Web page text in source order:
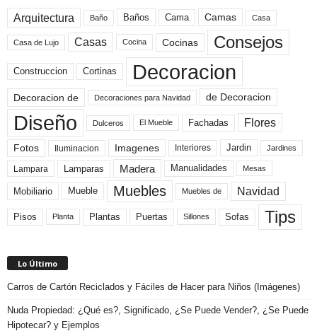
Arquitectura Baño Baños Cama Camas Casa
Casa de Lujo Casas Cocina Cocinas Consejos
Construccion Cortinas Decoracion
Decoracion de Decoraciones para Navidad de Decoracion
Diseño Dulceros El Mueble Fachadas Flores
Fotos Iluminacion Imagenes Interiores Jardin Jardines
Lampara Lamparas Madera Manualidades Mesas
Mobiliario Mueble Muebles Muebles de Navidad
Pisos Planta Plantas Puertas Sillones Sofas Tips
Lo Último
Carros de Cartón Reciclados y Fáciles de Hacer para Niños (Imágenes)
Nuda Propiedad: ¿Qué es?, Significado, ¿Se Puede Vender?, ¿Se Puede
Hipotecar? y Ejemplos